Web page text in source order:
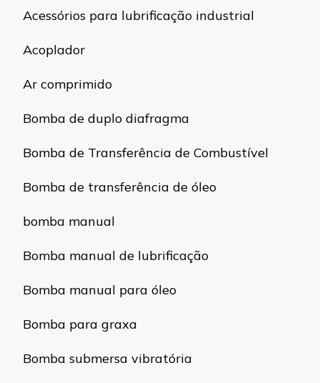
Acessórios para lubrificação industrial
Acoplador
Ar comprimido
Bomba de duplo diafragma
Bomba de Transferência de Combustível
Bomba de transferência de óleo
bomba manual
Bomba manual de lubrificação
Bomba manual para óleo
Bomba para graxa
Bomba submersa vibratória